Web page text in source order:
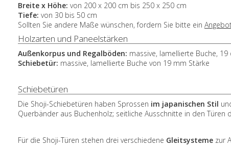
Breite x Höhe: von 200 x 200 cm bis 250 x 250 cm
Tiefe: von 30 bis 50 cm
Sollten Sie andere Maße wünschen, fordern Sie bitte ein
Holzarten und Paneelstärken
Außenkorpus und Regalböden: massive, lamellierte Buche,
Schiebetür: massive, lamellierte Buche von 19 mm Stärke
Schiebetüren
Die Shoji-Schiebetüren haben Sprossen im japanischen Stil
Querbänder aus Buchenholz; seitliche Ausschnitte in den Türen
Für die Shoji-Türen stehen drei verschiedene Gleitsysteme zur